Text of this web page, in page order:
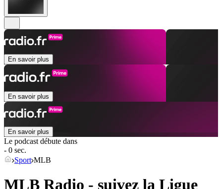
En savoir plus
En savoir plus
En savoir plus
Le podcast débute dans
- 0 sec.
Sport MLB
MLB Radio - suivez la Ligue